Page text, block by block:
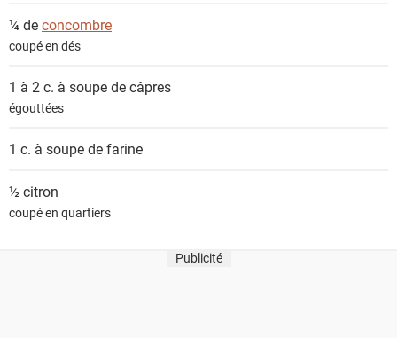
¼ deconcombre
coupé en dés
1 à 2 c. à soupe decâpres
égouttées
1 c. à soupe defarine
½citron
coupé en quartiers
Publicité